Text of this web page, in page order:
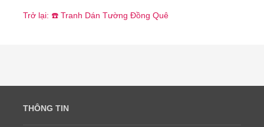
Trở lại: ☎️ Tranh Dán Tường Đồng Quê
THÔNG TIN